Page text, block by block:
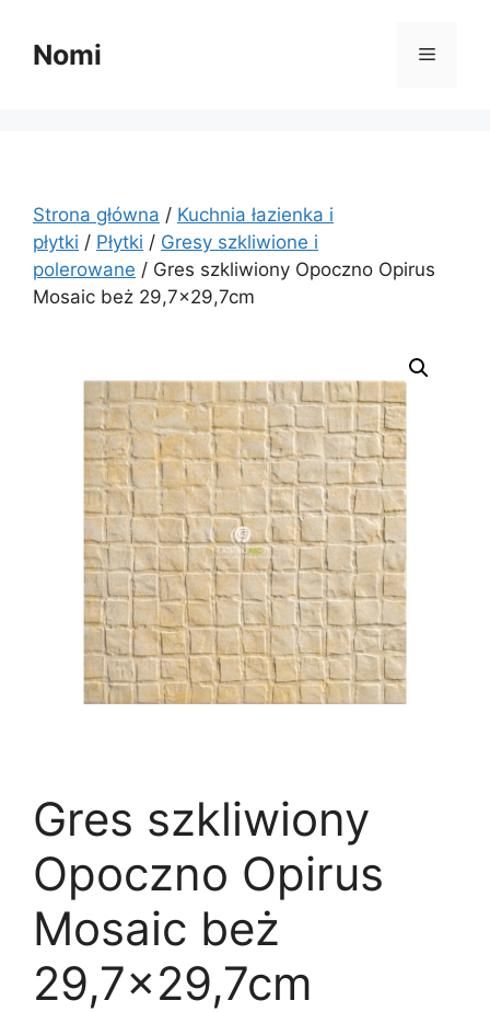
treściNomi Menu
Strona główna / Kuchnia łazienka i
płytki / Płytki / Gresy szkliwione i
polerowane / Gres szkliwiony Opoczno Opirus
Mosaic beż 29,7×29,7cm
Gres szkliwiony
Opoczno Opirus
Mosaic beż
29,7×29,7cm